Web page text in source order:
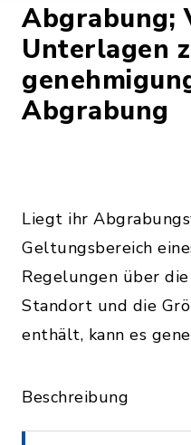
Abgrabung;
Unterlagen
Abgrabung
Liegt ihr
Geltungsbereich
Regelungen über
Standort und die
enthält, kann es
Beschreibung